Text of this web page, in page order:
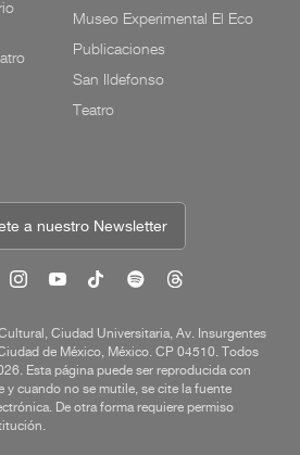
Museo Experimental El Eco
Publicaciones
San Ildefonso
Teatro
a nuestro Newsletter
Ciudad Universitaria, Av. Insurgentes
de México, México. CP 04510. Todos
Esta página puede ser reproducida con
y cuando no se mutile, se cite la fuente
De otra forma requiere permiso